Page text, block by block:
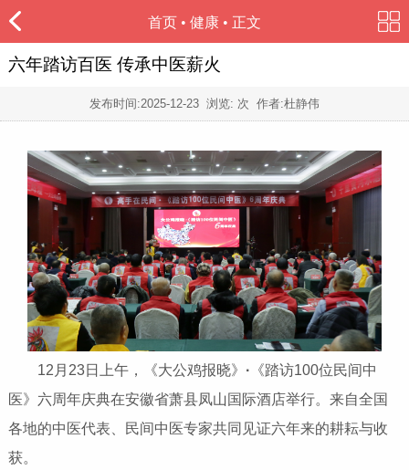
首页 • 健康 • 正文
六年踏访百医 传承中医薪火
发布时间:2025-12-23 浏览: 次 作者:杜静伟
12月23日上午，《大公鸡报晓》 · 《踏访100位民间中
医》六周年庆典在安徽省萧县凤山国际酒店举行。来自全国
各地的中医代表、民间中医专家共同见证六年来的耕耘与收
获。